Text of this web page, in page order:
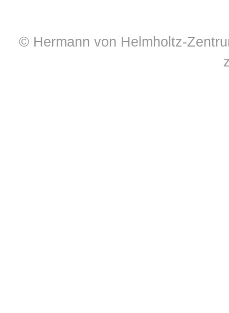
© Hermann von Helmholtz-